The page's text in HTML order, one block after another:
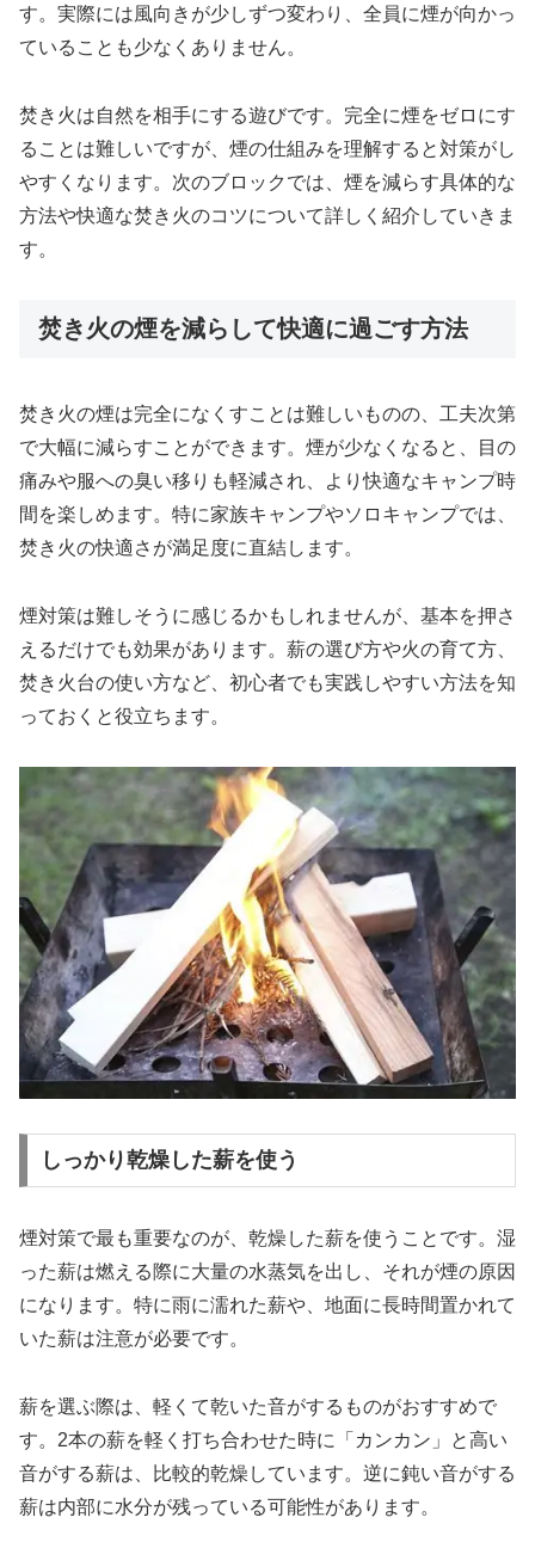
す。実際には風向きが少しずつ変わり、全員に煙が向かっ
ていることも少なくありません。
焚き火は自然を相手にする遊びです。完全に煙をゼロにす
ることは難しいですが、煙の仕組みを理解すると対策がし
やすくなります。次のブロックでは、煙を減らす具体的な
方法や快適な焚き火のコツについて詳しく紹介していきま
す。
焚き火の煙を減らして快適に過ごす方法
焚き火の煙は完全になくすことは難しいものの、工夫次第
で大幅に減らすことができます。煙が少なくなると、目の
痛みや服への臭い移りも軽減され、より快適なキャンプ時
間を楽しめます。特に家族キャンプやソロキャンプでは、
焚き火の快適さが満足度に直結します。
煙対策は難しそうに感じるかもしれませんが、基本を押さ
えるだけでも効果があります。薪の選び方や火の育て方、
焚き火台の使い方など、初心者でも実践しやすい方法を知
っておくと役立ちます。
しっかり乾燥した薪を使う
煙対策で最も重要なのが、乾燥した薪を使うことです。湿
った薪は燃える際に大量の水蒸気を出し、それが煙の原因
になります。特に雨に濡れた薪や、地面に長時間置かれて
いた薪は注意が必要です。
薪を選ぶ際は、軽くて乾いた音がするものがおすすめで
す。2本の薪を軽く打ち合わせた時に「カンカン」と高い
音がする薪は、比較的乾燥しています。逆に鈍い音がする
薪は内部に水分が残っている可能性があります。